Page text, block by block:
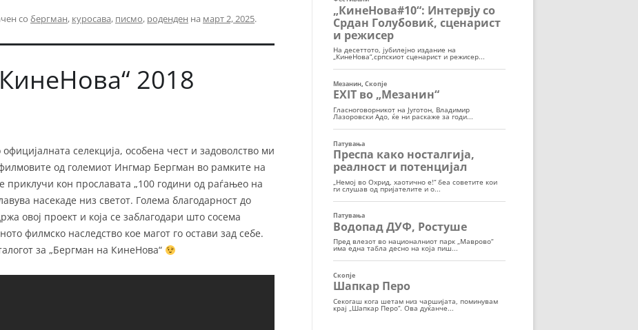
со бергман, куросава, писмо, роденден на март 2, 2025.
2018
селекција, особена чест и задоволство ми
од големиот Ингмар Бергман во рамките на
приклучи кон прославата „100 години од раѓањео на
насекаде низ светот. Голема благодарност до
овој проект и која се заблагодари што сосема
филмско наследство кое магот го остави зад себе.
за „Бергман на КинеНова“